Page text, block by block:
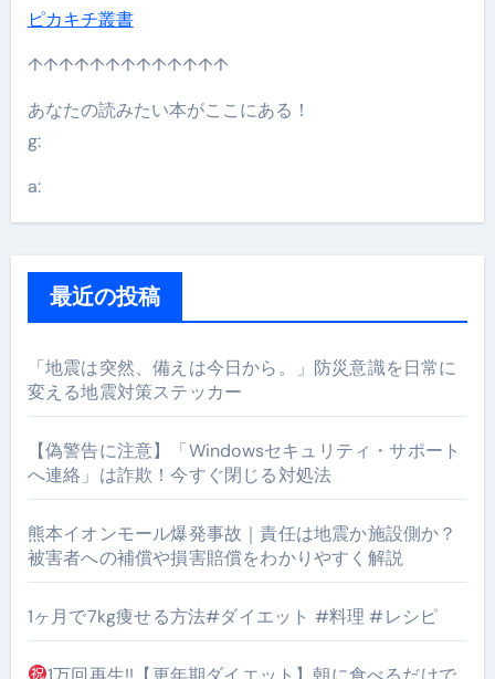
ピカキチ叢書
↑↑↑↑↑↑↑↑↑↑↑↑↑
あなたの読みたい本がここにある！
g:
a:
最近の投稿
「地震は突然、備えは今日から。」防災意識を日常に
変える地震対策ステッカー
【偽警告に注意】「Windowsセキュリティ・サポート
へ連絡」は詐欺！今すぐ閉じる対処法
熊本イオンモール爆発事故｜責任は地震か施設側か？
被害者への補償や損害賠償をわかりやすく解説
1ヶ月で7kg痩せる方法#ダイエット #料理 #レシピ